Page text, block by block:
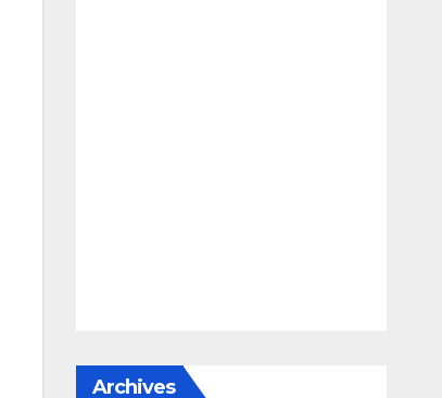
Archives